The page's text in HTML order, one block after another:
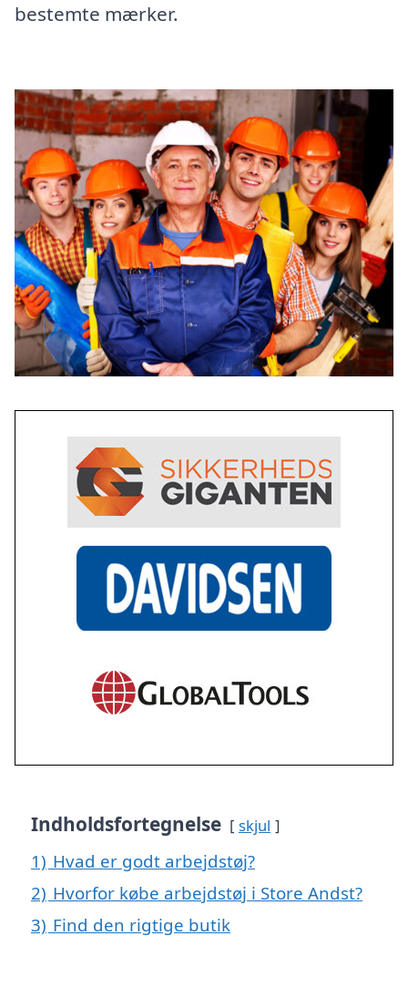
bestemte mærker.
Indholdsfortegnelse skjul
1) Hvad er godt arbejdstøj?
2) Hvorfor købe arbejdstøj i Store Andst?
3) Find den rigtige butik